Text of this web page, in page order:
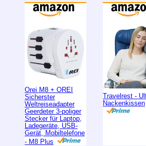
Orei M8 + OREI
Sicherster
Weltreiseadapter
Geerdeter 3-poliger
Stecker für Laptop,
Ladegeräte, USB-
Gerät, Mobiltelefone
- M8 Plus
Travelrest -
Nackenkissen